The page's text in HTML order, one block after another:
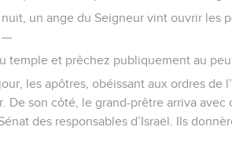
un ange du Seigneur vint ouvrir les
—
temple et prêchez publiquement au
les apôtres, obéissant aux ordres de
De son côté, le grand-prêtre arriva
des responsables d’Israël. Ils